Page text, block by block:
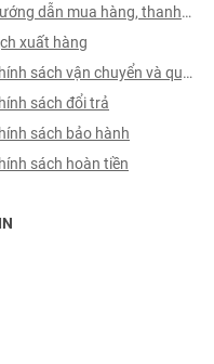
dẫn mua hàng, thanh
quy trình ký hợp đồng
xuất hàng
sách vận chuyển và quy
giao nhận
sách đổi trả
sách bảo hành
sách hoàn tiền